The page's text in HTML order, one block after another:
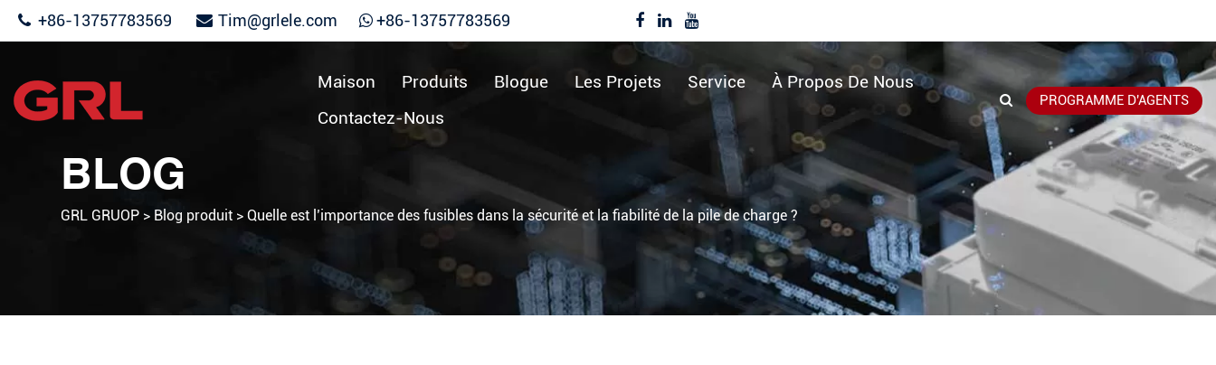
+86-13757783569 Tim@grlele.com +86-13757783569
Maison Produits Blogue Les Projets Service
À Propos De Nous
Contactez-Nous
PROGRAMME D'AGENTS
BLOG
GRL GRUOP > Blog produit > Quelle est l’importance des fusibles dans la sécurité et la fiabilité de la pile de charge ?